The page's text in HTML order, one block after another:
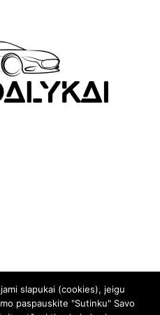
slapukai (cookies), jeigu
paspauskite "Sutinku" Savo